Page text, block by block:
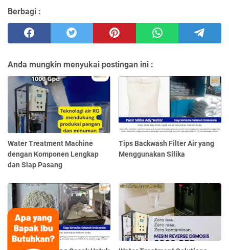
Berbagi :
Anda mungkin menyukai postingan ini :
Water Treatment Machine
dengan Komponen Lengkap
dan Siap Pasang
Tips Backwash Filter Air yang
Menggunakan Silika